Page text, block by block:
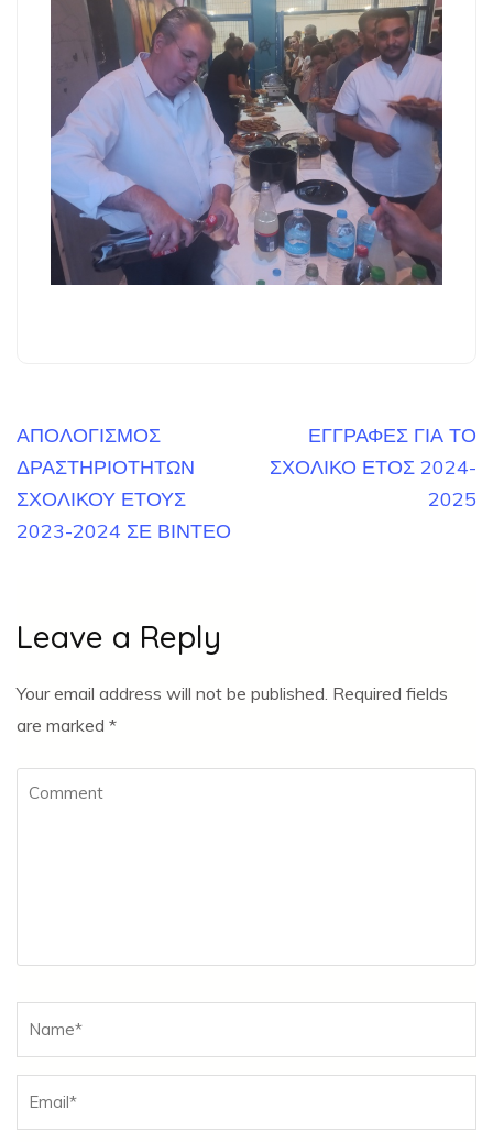
Post
navigation
ΑΠΟΛΟΓΙΣΜΟΣ
ΔΡΑΣΤΗΡΙΟΤΗΤΩΝ
ΣΧΟΛΙΚΟΥ ΕΤΟΥΣ
2023-2024 ΣΕ ΒΙΝΤΕΟ
ΕΓΓΡΑΦΕΣ ΓΙΑ ΤΟ
ΣΧΟΛΙΚΟ ΕΤΟΣ 2024-
2025
Leave a Reply
Your email address will not be published. Required fields
are marked *
Comment